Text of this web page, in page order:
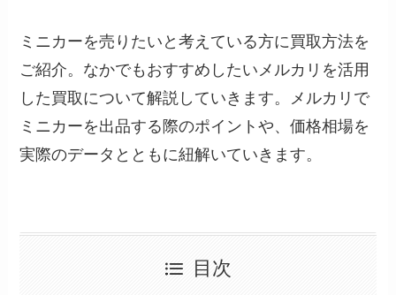
ミニカーを売りたいと考えている方に買取方法を
ご紹介。なかでもおすすめしたいメルカリを活用
した買取について解説していきます。メルカリで
ミニカーを出品する際のポイントや、価格相場を
実際のデータとともに紐解いていきます。
目次